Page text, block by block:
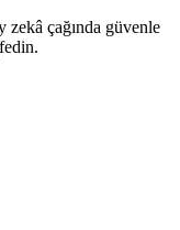
zekâ çağında güvenle